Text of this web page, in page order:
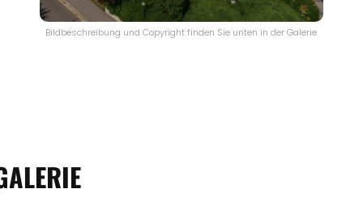
Bildbeschreibung und Copyright finden Sie unten in der Galerie.